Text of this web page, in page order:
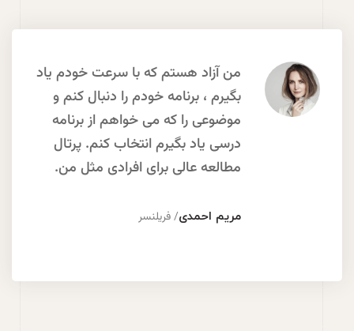
من آزاد هستم که با سرعت خودم یاد
بگیرم ، برنامه خودم را دنبال کنم و
موضوعی را که می خواهم از برنامه
درسی یاد بگیرم انتخاب کنم. پرتال
مطالعه عالی برای افرادی مثل من.
مریم احمدی/ فریلنسر